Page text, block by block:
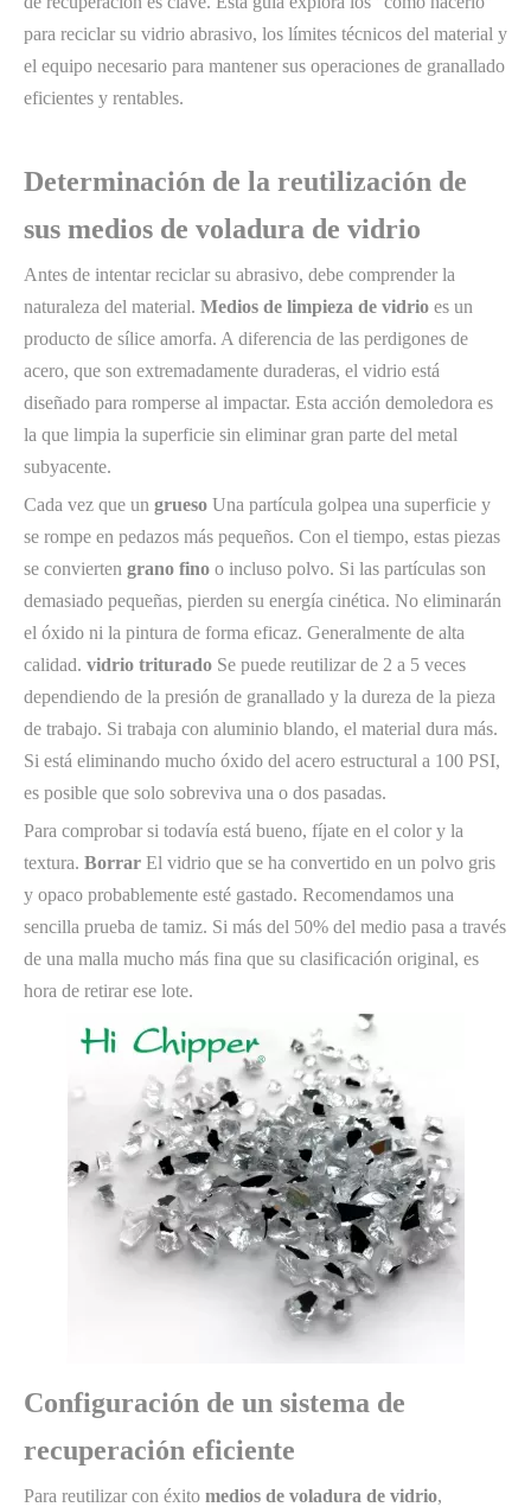
para reciclar su vidrio abrasivo, los límites técnicos del material y
el equipo necesario para mantener sus operaciones de granallado
eficientes y rentables.
Determinación de la reutilización de
sus medios de voladura de vidrio
Antes de intentar reciclar su abrasivo, debe comprender la
naturaleza del material. Medios de limpieza de vidrio es un
producto de sílice amorfa. A diferencia de las perdigones de
acero, que son extremadamente duraderas, el vidrio está
diseñado para romperse al impactar. Esta acción demoledora es
la que limpia la superficie sin eliminar gran parte del metal
subyacente.
Cada vez que un grueso Una partícula golpea una superficie y
se rompe en pedazos más pequeños. Con el tiempo, estas piezas
se convierten grano fino o incluso polvo. Si las partículas son
demasiado pequeñas, pierden su energía cinética. No eliminarán
el óxido ni la pintura de forma eficaz. Generalmente de alta
calidad. vidrio triturado Se puede reutilizar de 2 a 5 veces
dependiendo de la presión de granallado y la dureza de la pieza
de trabajo. Si trabaja con aluminio blando, el material dura más.
Si está eliminando mucho óxido del acero estructural a 100 PSI,
es posible que solo sobreviva una o dos pasadas.
Para comprobar si todavía está bueno, fíjate en el color y la
textura. Borrar El vidrio que se ha convertido en un polvo gris
y opaco probablemente esté gastado. Recomendamos una
sencilla prueba de tamiz. Si más del 50% del medio pasa a través
de una malla mucho más fina que su clasificación original, es
hora de retirar ese lote.
Configuración de un sistema de
recuperación eficiente
Para reutilizar con éxito medios de voladura de vidrio,